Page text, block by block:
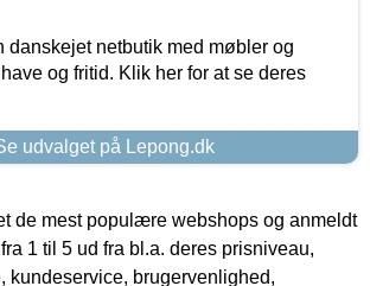
danskejet netbutik med møbler og
og fritid. Klik her for at se deres
udvalget på Lepong.dk
de mest populære webshops og anmeldt
1 til 5 ud fra bl.a. deres prisniveau,
kundeservice, brugervenlighed,